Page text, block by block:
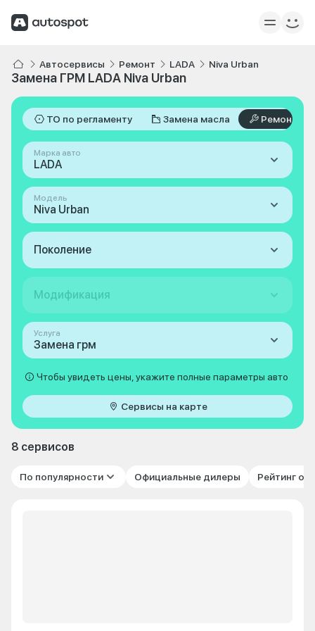
Автосервисы Ремонт LADA Niva Urban
Замена ГРМ LADA Niva Urban
ТО по регламенту Замена масла Ремонт
Марка авто
LADA
Модель
Niva Urban
Поколение
Модификация
Услуга
Замена грм
Чтобы увидеть цены, укажите полные параметры авто
Сервисы на карте
8 сервисов
По популярности Официальные дилеры Рейтинг